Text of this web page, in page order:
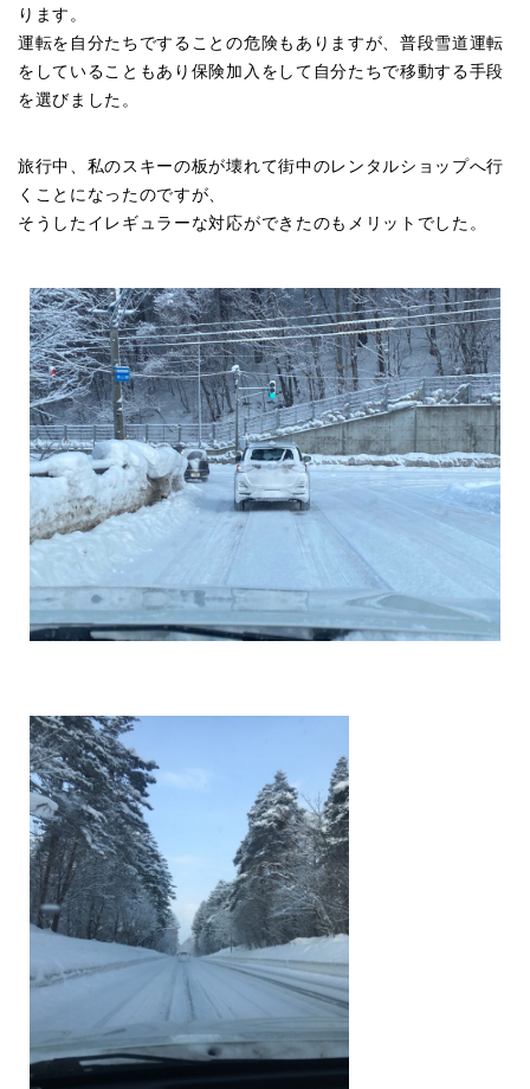
ります。
運転を自分たちですることの危険もありますが、普段雪道運転
をしていることもあり保険加入をして自分たちで移動する手段
を選びました。
旅行中、私のスキーの板が壊れて街中のレンタルショップへ行
くことになったのですが、
そうしたイレギュラーな対応ができたのもメリットでした。